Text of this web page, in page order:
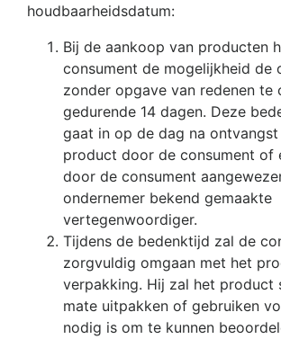
houdbaarheidsdatum:
Bij de aankoop van producten
consument de mogelijkheid de
zonder opgave van redenen te
gedurende 14 dagen. Deze
gaat in op de dag na
product door de consument of
door de consument
ondernemer bekend gemaakte
vertegenwoordiger.
Tijdens de bedenktijd zal de
zorgvuldig omgaan met het
verpakking. Hij zal het product
mate uitpakken of gebruiken
nodig is om te kunnen